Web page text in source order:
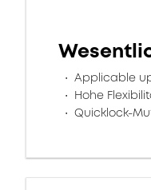
Applicable
Hohe
Quicklock-